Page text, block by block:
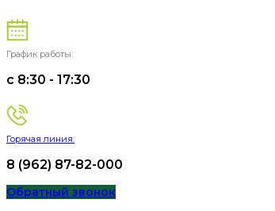
График работы:
c 8:30 - 17:30
Горячая линия:
8 (962) 87-82-000
Обратный звонок